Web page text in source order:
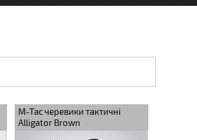
M-Tac черевики тактичні
Alligator Brown